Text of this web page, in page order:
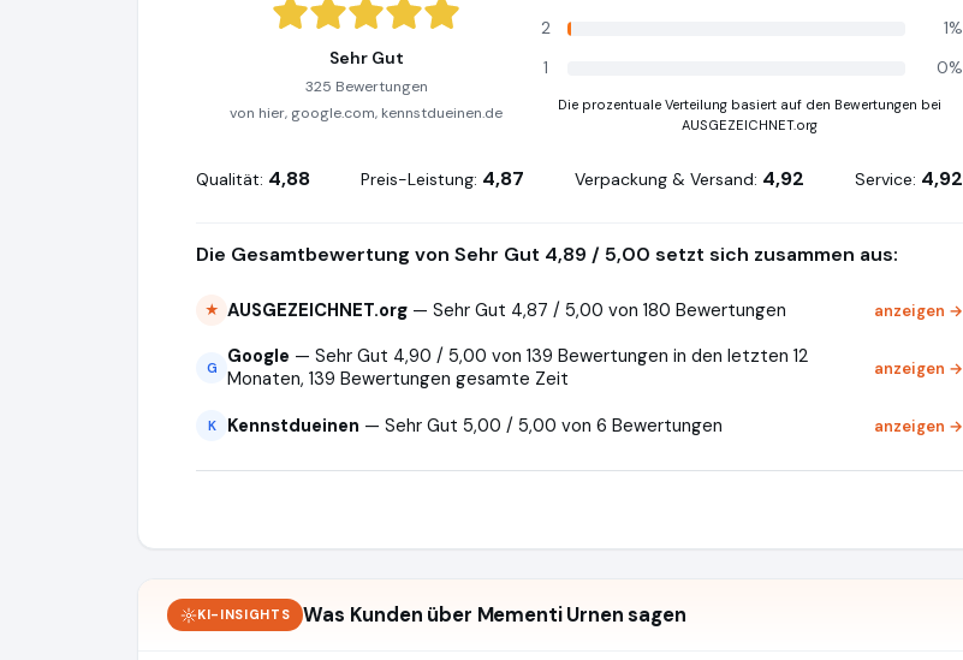
Sehr Gut
325 Bewertungen
von hier, google.com, kennstdueinen.de
2
1%
1
0%
Die prozentuale Verteilung basiert auf den Bewertungen bei
AUSGEZEICHNET.org
Qualität: 4,88 Preis-Leistung: 4,87 Verpackung & Versand: 4,92 Service: 4,92
Die Gesamtbewertung von Sehr Gut 4,89 / 5,00 setzt sich zusammen aus:
★ AUSGEZEICHNET.org — Sehr Gut 4,87 / 5,00 von 180 Bewertungen anzeigen →
G Google — Sehr Gut 4,90 / 5,00 von 139 Bewertungen in den letzten 12
Monaten, 139 Bewertungen gesamte Zeit
anzeigen →
K Kennstdueinen — Sehr Gut 5,00 / 5,00 von 6 Bewertungen anzeigen →
KI-INSIGHTS Was Kunden über Mementi Urnen sagen